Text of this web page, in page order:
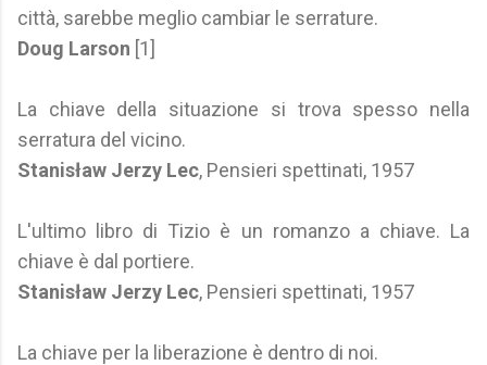
città, sarebbe meglio cambiar le serrature.
Doug Larson [1]
La chiave della situazione si trova spesso nella
serratura del vicino.
Stanisław Jerzy Lec, Pensieri spettinati, 1957
L'ultimo libro di Tizio è un romanzo a chiave. La
chiave è dal portiere.
Stanisław Jerzy Lec, Pensieri spettinati, 1957
La chiave per la liberazione è dentro di noi.